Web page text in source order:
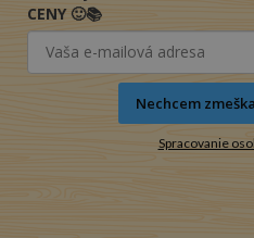
CENY 🙂📚
Nechcem
Spracovanie